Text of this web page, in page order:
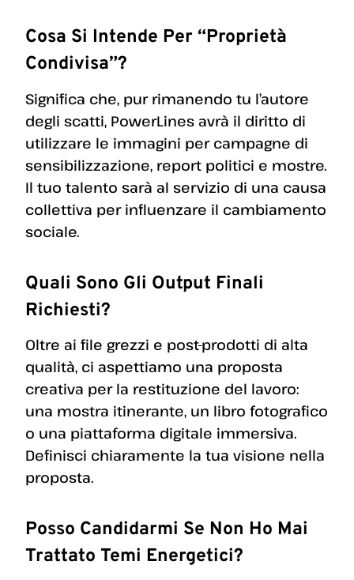
Cosa Si Intende Per “Proprietà
Condivisa”?
Significa che, pur rimanendo tu l’autore
degli scatti, PowerLines avrà il diritto di
utilizzare le immagini per campagne di
sensibilizzazione, report politici e mostre.
Il tuo talento sarà al servizio di una causa
collettiva per influenzare il cambiamento
sociale.
Quali Sono Gli Output Finali
Richiesti?
Oltre ai file grezzi e post-prodotti di alta
qualità, ci aspettiamo una proposta
creativa per la restituzione del lavoro:
una mostra itinerante, un libro fotografico
o una piattaforma digitale immersiva.
Definisci chiaramente la tua visione nella
proposta.
Posso Candidarmi Se Non Ho Mai
Trattato Temi Energetici?